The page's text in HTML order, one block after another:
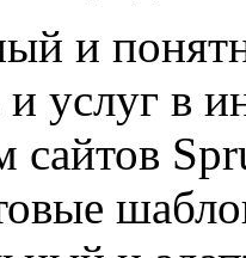
и
и услуг в
сайтов